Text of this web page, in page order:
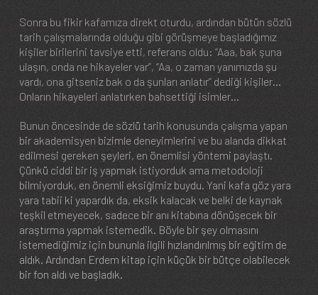
Sonra bu fikir kafamıza direkt oturdu, ardından bütün sözlü
tarih çalışmalarında olduğu gibi görüşmeye başladığımız
kişiler birilerini tavsiye etti, referans oldu: “Aaa, bak şuna
ulaşın, onda ne hikayeler var”, “Aa, o zaman yanımızda şu
vardı, ona gitseniz bak o da şunları anlatır” dediği kişiler…
Onların hikayeleri anlatırken bahsettiği isimler…
Bunun öncesinde de sözlü tarih konusunda çalışma yapan
bir akademisyen bizimle deneyimlerini ve bu alanda dikkat
edilmesi gereken şeyleri, en önemlisi yöntemi paylaştı.
Çünkü ciddi bir iş yapmak istiyorduk ama metodoloji
bilmiyorduk, en önemli eksiğimiz buydu. Yani kafa göz yara
yara tabii ki yapardık da, eksik kalacak ve belki de kaynak
teşkil etmeyecek, sadece bir anı kitabına dönüşecek bir
araştırma yapmak istemedik. Böyle bir şey olmasını
istemediğimiz için bununla ilgili hızlandırılmış bir eğitim de
aldık. Ardından Erdem kitap için küçük bir bütçe olabilecek
bir fon aldı ve başladık.